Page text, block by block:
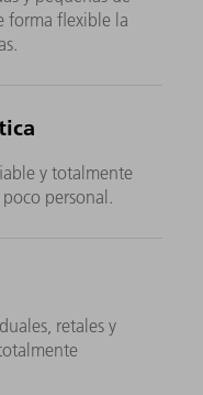
forma flexible la
y totalmente
personal.
retales y